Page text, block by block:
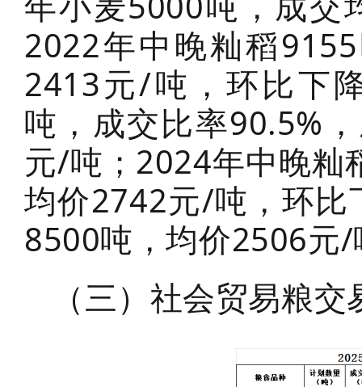
2022年中晚籼稻
2413元/吨，环比下
吨，成交比率90.5%
元/吨；2024年中晚籼
均价2742元/吨，环
8500吨，均价2506元/
（三）社会贸易粮交